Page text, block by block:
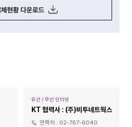
현황 다운로드
유선 / 무선 인터넷
KT 협력사 : (주)비투네트웍스
연락처 : 02-767-6040